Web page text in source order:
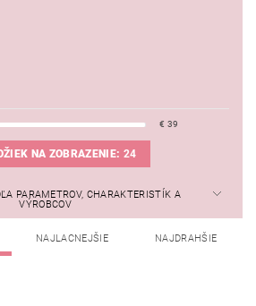
€ 39
NA ZOBRAZENIE: 24
PARAMETROV, CHARAKTERISTÍK A
VÝROBCOV
NAJLACNEJŠIE NAJDRAHŠIE